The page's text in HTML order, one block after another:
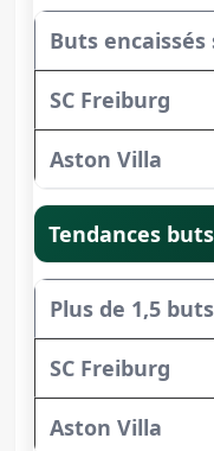
Buts
Tendances buts
Plus de 1,5